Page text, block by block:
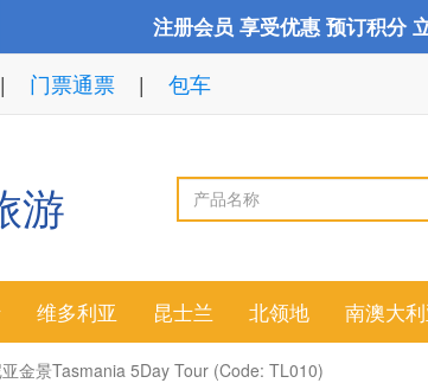
注册会员 享受优惠 预订积分
门票通票 包车
游
维多利亚 昆士兰 北领地 南澳大
金景Tasmania 5Day Tour (Code: TL010)